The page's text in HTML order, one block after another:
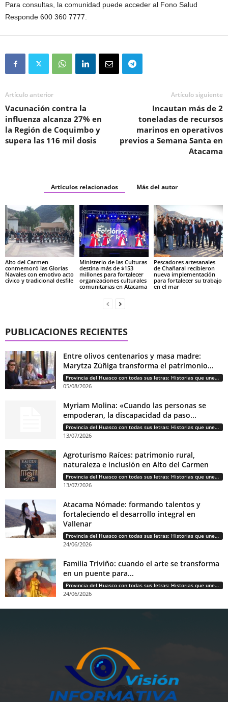
Para consultas, la comunidad puede acceder al Fono Salud
Responde 600 360 7777.
Artículo anterior
Vacunación contra la
influenza alcanza 27% en
la Región de Coquimbo y
supera las 116 mil dosis
Artículo siguiente
Incautan más de 2
toneladas de recursos
marinos en operativos
previos a Semana Santa en
Atacama
Artículos relacionados Más del autor
Alto del Carmen
conmemoró las Glorias
Navales con emotivo acto
cívico y tradicional desfile
Ministerio de las Culturas
destina más de $153
millones para fortalecer
organizaciones culturales
comunitarias en Atacama
Pescadores artesanales
de Chañaral recibieron
nueva implementación
para fortalecer su trabajo
en el mar
PUBLICACIONES RECIENTES
Entre olivos centenarios y masa madre:
Marytza Zúñiga transforma el patrimonio...
Provincia del Huasco con todas sus letras: Historias que unen cultura, diversidad e identidad
05/08/2026
Myriam Molina: «Cuando las personas se
empoderan, la discapacidad da paso...
Provincia del Huasco con todas sus letras: Historias que unen cultura, diversidad e identidad
13/07/2026
Agroturismo Raíces: patrimonio rural,
naturaleza e inclusión en Alto del Carmen
Provincia del Huasco con todas sus letras: Historias que unen cultura, diversidad e identidad
13/07/2026
Atacama Nómade: formando talentos y
fortaleciendo el desarrollo integral en
Vallenar
Provincia del Huasco con todas sus letras: Historias que unen cultura, diversidad e identidad
24/06/2026
Familia Triviño: cuando el arte se transforma
en un puente para...
Provincia del Huasco con todas sus letras: Historias que unen cultura, diversidad e identidad
24/06/2026